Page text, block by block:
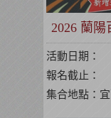
2026 蘭
(全球百
活動日期：
報名截止：
集合地點：